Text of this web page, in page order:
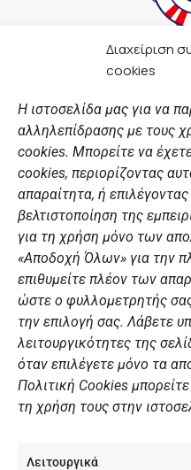
Διαχείριση
cookies
Η ιστοσελίδα μας για να
αλληλεπίδρασης με τους
cookies. Μπορείτε να
cookies, περιορίζοντας
απαραίτητα, ή
βελτιστοποίηση της
για τη χρήση μόνο των
«Αποδοχή Όλων» για την
επιθυμείτε πλέον των
ώστε ο φυλλομετρητής
την επιλογή σας. Λάβετε
λειτουργικότητες της
όταν επιλέγετε μόνο τα
Πολιτική Cookies
τη χρήση τους στην
Λειτουργικά
F
a
e
b
o
o
k
t
a
g
r
a
m
ΣΎΝΔΕΣΜΟΙ
Αθλητικές σχολές
Διάπλους
Χορηγοί
Summer Camp
ΠΡΟΣΩΠΙΚΑ
Πολιτική Ιστοσελίδας
Πολιτική Cookies
Γενική Πολιτική ΝΟΒ
Ενημέρωση Summer